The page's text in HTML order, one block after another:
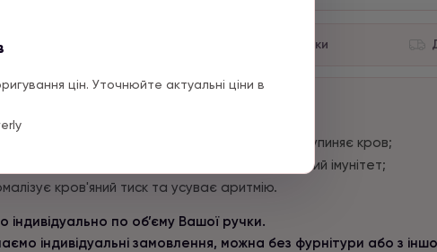
цін. Уточнюйте актуальні ціни в
Характеристики
анемію та хронічні запальні процеси;
регенерацію пошкоджених тканин та зупиняє кров;
хімічний склад крові та підвищує місцевий імунітет;
кров'яний тиск та усуває аритмію.
індивідуально по об’єму Вашої ручки.
індивідуальні замовлення, можна без фурнітури або з